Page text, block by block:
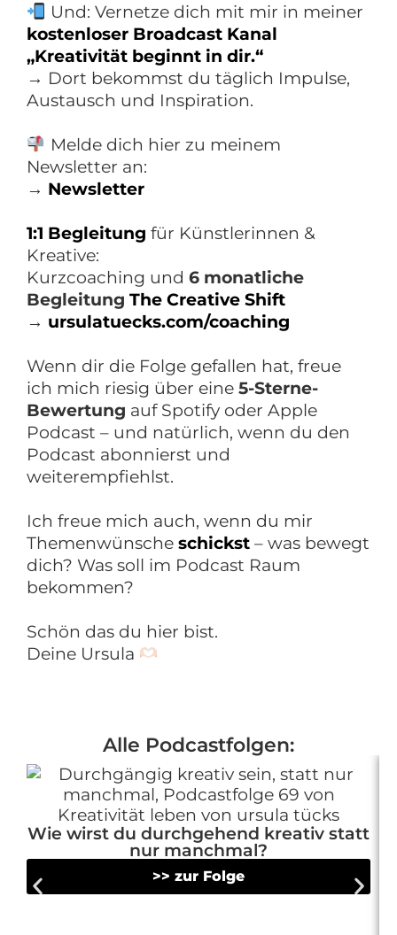
Und: Vernetze dich mit mir in meiner
kostenloser Broadcast Kanal
„Kreativität beginnt in dir.“
→ Dort bekommst du täglich Impulse,
Austausch und Inspiration.
Melde dich hier zu meinem
Newsletter an:
→ Newsletter
1:1 Begleitung für Künstlerinnen &
Kreative:
Kurzcoaching und 6 monatliche
Begleitung The Creative Shift
→ ursulatuecks.com/coaching
Wenn dir die Folge gefallen hat, freue
ich mich riesig über eine 5-Sterne-
Bewertung auf Spotify oder Apple
Podcast – und natürlich, wenn du den
Podcast abonnierst und
weiterempfiehlst.
Ich freue mich auch, wenn du mir
Themenwünsche schickst – was bewegt
dich? Was soll im Podcast Raum
bekommen?
Schön das du hier bist.
Deine Ursula
Alle Podcastfolgen:
Wie wirst du durchgehend kreativ statt
nur manchmal?
>> zur Folge